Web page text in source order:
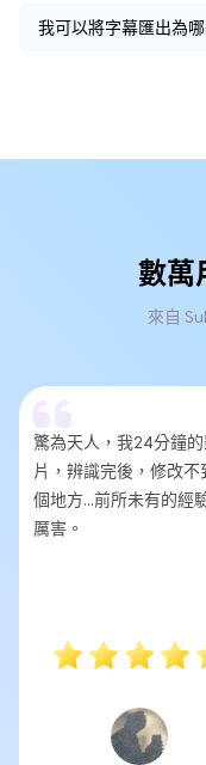
我可以將字幕匯出為
數萬
來自
驚為天人，我24分鐘
片，辨識完後，修改不
個地方...前所未有的經
厲害。